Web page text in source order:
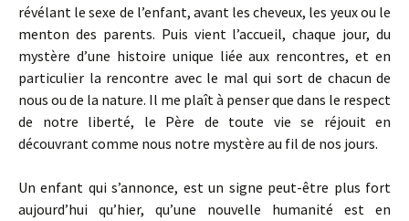
révélant le sexe de l’enfant, avant les cheveux, les yeux ou le
menton des parents. Puis vient l’accueil, chaque jour, du
mystère d’une histoire unique liée aux rencontres, et en
particulier la rencontre avec le mal qui sort de chacun de
nous ou de la nature. Il me plaît à penser que dans le respect
de notre liberté, le Père de toute vie se réjouit en
découvrant comme nous notre mystère au fil de nos jours.
Un enfant qui s’annonce, est un signe peut-être plus fort
aujourd’hui qu’hier, qu’une nouvelle humanité est en